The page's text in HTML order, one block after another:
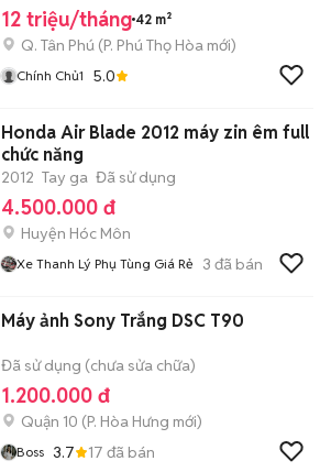
12 triệu/tháng 42 m²
Q. Tân Phú (P. Phú Thọ Hòa mới)
Chính Chủ1 5.0
Honda Air Blade 2012 máy zin êm full
chức năng
2012 Tay ga Đã sử dụng
4.500.000 đ
Huyện Hóc Môn
Xe Thanh Lý Phụ Tùng Giá Rẻ 3 đã bán
Máy ảnh Sony Trắng DSC T90
Đã sử dụng (chưa sửa chữa)
1.200.000 đ
Quận 10 (P. Hòa Hưng mới)
Boss 3.7 17 đã bán